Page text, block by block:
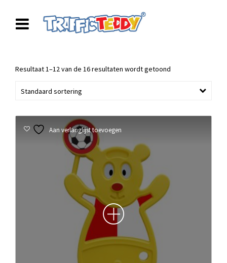
Resultaat 1–12 van de 16 resultaten wordt getoond
Standaard sortering
Aan verlanglijst toevoegen